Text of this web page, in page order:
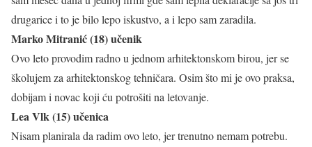
drugarice i to je bilo lepo iskustvo, a i lepo sam zaradila.
Marko Mitranić (18) učenik
Ovo leto provodim radno u jednom arhitektonskom birou, jer se
školujem za arhitektonskog tehničara. Osim što mi je ovo praksa,
dobijam i novac koji ću potrošiti na letovanje.
Lea Vlk (15) učenica
Nisam planirala da radim ovo leto, jer trenutno nemam potrebu.